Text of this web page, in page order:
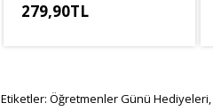
279,90TL
Etiketler: Öğretmenler Günü Hediyeleri,